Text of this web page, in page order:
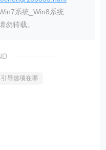
系统_Win8系统
勿转载。
导选项在哪